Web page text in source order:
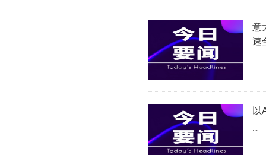
意
速
...
以
...